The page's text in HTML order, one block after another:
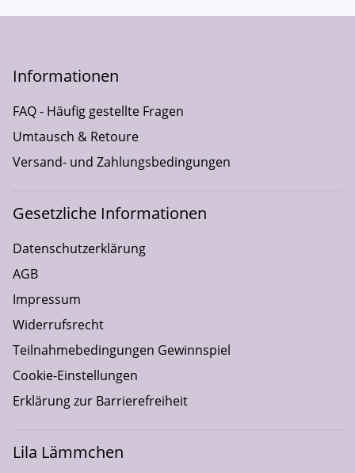
Informationen
FAQ - Häufig gestellte Fragen
Umtausch & Retoure
Versand- und Zahlungsbedingungen
Gesetzliche Informationen
Datenschutzerklärung
AGB
Impressum
Widerrufsrecht
Teilnahmebedingungen Gewinnspiel
Cookie-Einstellungen
Erklärung zur Barrierefreiheit
Lila Lämmchen